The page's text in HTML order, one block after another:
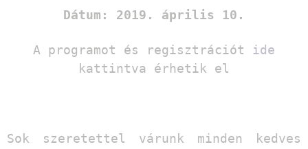
Dátum: 2019. április 10.
A programot és regisztrációt ide
kattintva érhetik el
Sok szeretettel várunk minden kedves